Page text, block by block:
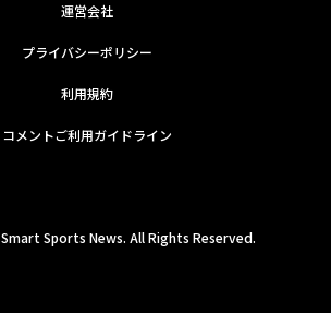
運営会社
プライバシーポリシー
利用規約
コメントご利用ガイドライン
Smart Sports News. All Rights Reserved.